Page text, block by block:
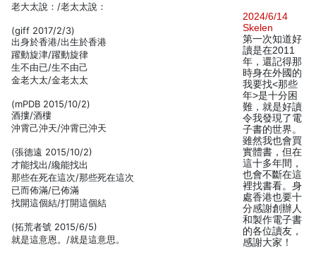
老大太說：/老太太說：
(giff 2017/2/3)
出身於香港/出生於香港
躍動旋津/躍動旋律
生不由已/生不由己
金老大太/金老太太
(mPDB 2015/10/2)
酒摟/酒樓
沖霄己沖天/沖霄已沖天
(張德遠 2015/10/2)
才能找出/纔能找出
那些在死在這次/那些死在這次
已而佈滿/已佈滿
找開這個結/打開這個結
(拓荒者號 2015/6/5)
就是這意恩。/就是這意思。
2024/6/14
Skelen
第一次知道好
讀是在2011
年，還記得那
時身在外國的
我要找<那些
年>是十分困
難，就是好讀
令我發現了電
子書的世界。
雖然我也會買
實體書，但在
這十多年間，
也會不斷在這
裡找書看。身
處香港也要十
分感謝創辦人
和製作電子書
的各位讀友，
感謝大家！